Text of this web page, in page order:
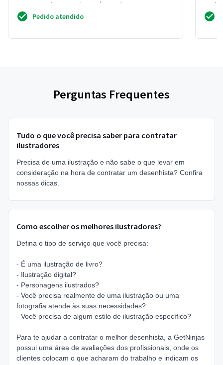
como um logo, pois será usado em uma...
Pedido atendido
Perguntas Frequentes
Tudo o que você precisa saber para contratar
ilustradores
Precisa de uma ilustração e não sabe o que levar em
consideração na hora de contratar um desenhista? Confira
nossas dicas.
Como escolher os melhores ilustradores?
Defina o tipo de serviço que você precisa:
- É uma ilustração de livro?
- Ilustração digital?
- Personagens ilustrados?
- Você precisa realmente de uma ilustração ou uma
fotografia atende às suas necessidades?
- Você precisa de algum estilo de ilustração específico?
Para te ajudar a contratar o melhor desenhista, a GetNinjas
possui uma área de avaliações dos profissionais, onde os
clientes colocam o que acharam do trabalho e indicam os